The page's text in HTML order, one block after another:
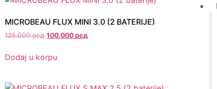
MICROBEAU FLUX MINI 3.0 (2 BATERIJE)
125.000рсд 100.000рсд
Dodaj u korpu